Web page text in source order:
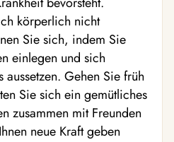
körperlich nicht
Sie sich, indem Sie
einlegen und sich
aussetzen. Gehen Sie früh
Sie sich ein gemütliches
zusammen mit Freunden
neue Kraft geben